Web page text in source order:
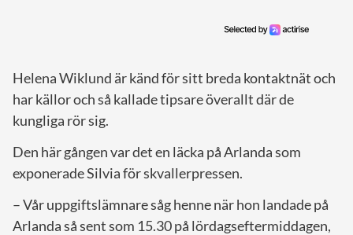
Helena Wiklund är känd för sitt breda kontaktnät och
har källor och så kallade tipsare överallt där de
kungliga rör sig.
Den här gången var det en läcka på Arlanda som
exponerade Silvia för skvallerpressen.
– Vår uppgiftslämnare såg henne när hon landade på
Arlanda så sent som 15.30 på lördagseftermiddagen,